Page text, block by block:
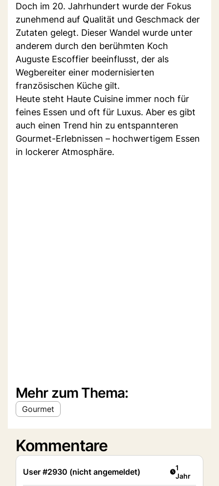
Doch im 20. Jahrhundert wurde der Fokus
zunehmend auf Qualität und Geschmack der
Zutaten gelegt. Dieser Wandel wurde unter
anderem durch den berühmten Koch
Auguste Escoffier beeinflusst, der als
Wegbereiter einer modernisierten
französischen Küche gilt.
Heute steht Haute Cuisine immer noch für
feines Essen und oft für Luxus. Aber es gibt
auch einen Trend hin zu entspannteren
Gourmet-Erlebnissen – hochwertigem Essen
in lockerer Atmosphäre.
Mehr zum Thema:
Gourmet
Kommentare
User #2930 (nicht angemeldet) Artikel
1
Jahr